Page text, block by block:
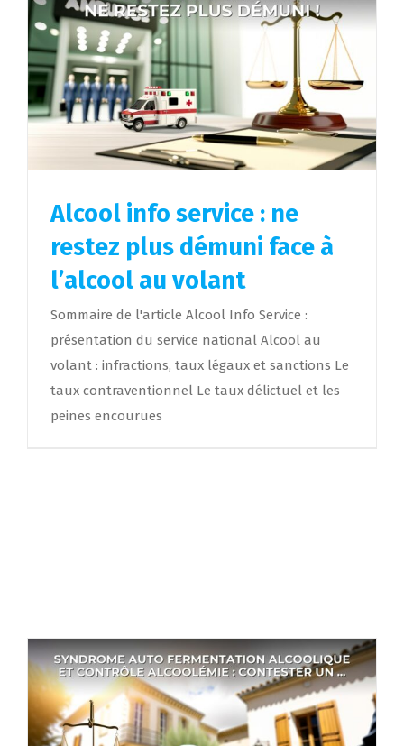
Alcool info service : ne
restez plus démuni face à
l’alcool au volant
Sommaire de l'article Alcool Info Service :
présentation du service national Alcool au
volant : infractions, taux légaux et sanctions Le
taux contraventionnel Le taux délictuel et les
peines encourues